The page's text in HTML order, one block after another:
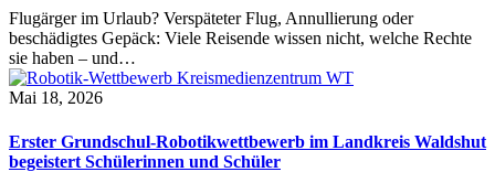
Flugärger im Urlaub? Verspäteter Flug, Annullierung oder
beschädigtes Gepäck: Viele Reisende wissen nicht, welche Rechte
sie haben – und…
Mai 18, 2026
Erster Grundschul-Robotikwettbewerb im Landkreis Waldshut
begeistert Schülerinnen und Schüler